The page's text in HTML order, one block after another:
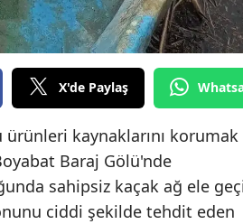
İzmir
Kars
Kastamonu
Kayseri
Kırklareli
Kırşehir
X'de Paylaş
kaynaklarını korumak
Baraj Gölü'nde
sahipsiz kaçak ağ ele
ciddi şekilde tehdit eden